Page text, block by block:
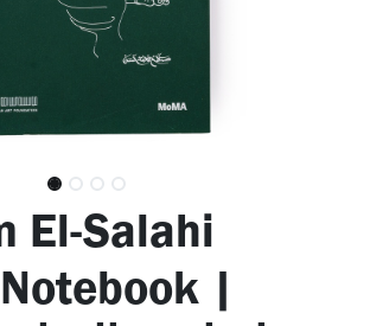
El-Salahi
|